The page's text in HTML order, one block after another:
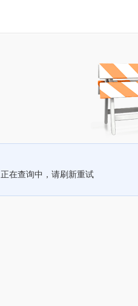
正在查询中，请刷新重试